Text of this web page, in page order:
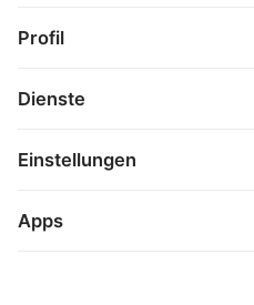
Profil
Dienste
Einstellungen
Apps